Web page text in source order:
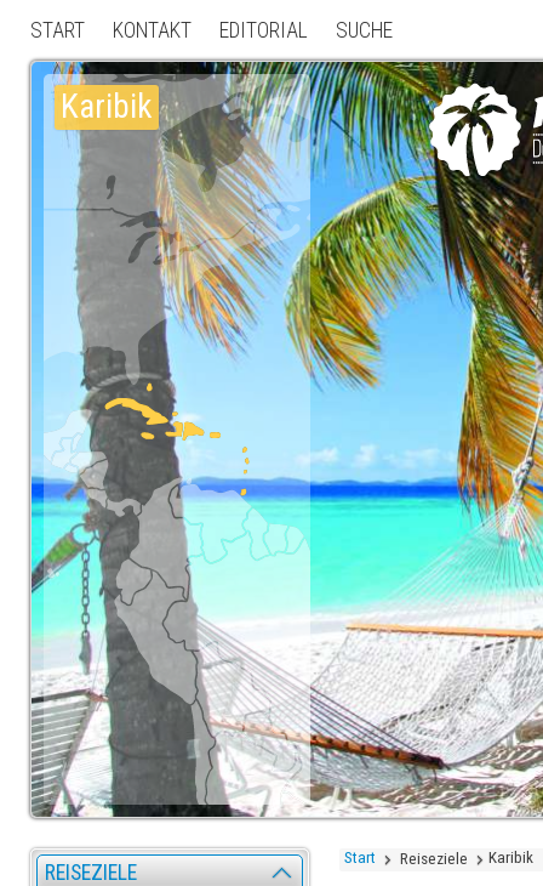
START KONTAKT EDITORIAL SUCHE
Karibik
REISEZIELE
Start Reiseziele Karibik